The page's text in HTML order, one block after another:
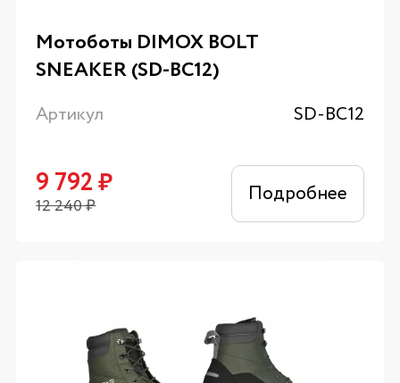
Мотоботы DIMOX BOLT
SNEAKER (SD-BC12)
Артикул SD-BC12
9 792₽
12 240₽ Подробнее